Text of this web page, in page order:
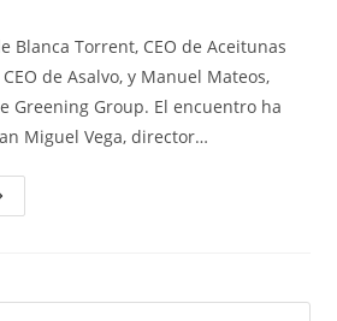
entrada:
Blanca Torrent, CEO de Aceitunas
de Asalvo, y Manuel Mateos,
Greening Group. El encuentro ha
Miguel Vega, director…